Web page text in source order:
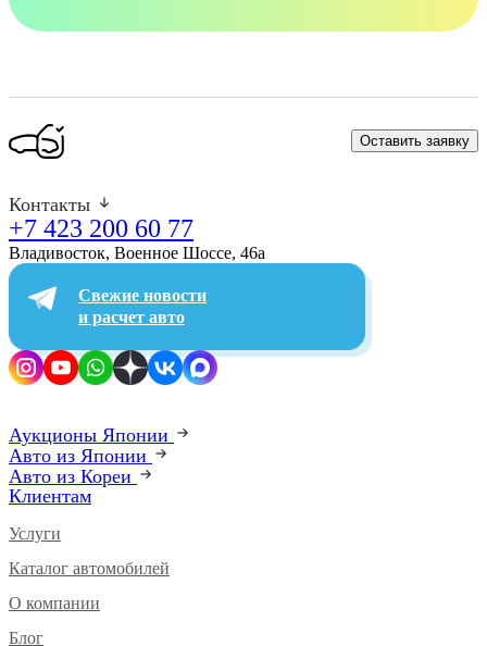
Оставить заявку
Контакты
+7 423 200 60 77
Владивосток, Военное Шоссе, 46а​
Свежие новости
и расчет авто
Аукционы Японии
Авто из Японии
Авто из Кореи
Клиентам
Услуги
Каталог автомобилей
О компании
Блог